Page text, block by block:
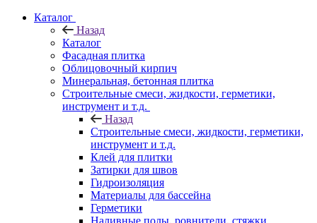
Каталог
Назад
Каталог
Фасадная плитка
Облицовочный кирпич
Минеральная, бетонная плитка
Строительные смеси, жидкости, герметики,
инструмент и т.д.
Назад
Строительные смеси, жидкости, герметики,
инструмент и т.д.
Клей для плитки
Затирки для швов
Гидроизоляция
Материалы для бассейна
Герметики
Наливные полы, ровнители, стяжки